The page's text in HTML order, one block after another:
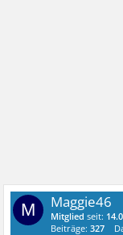
M Maggie46
Mitglied seit:
Beiträge:327